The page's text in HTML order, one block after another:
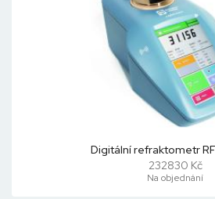
Digitální refraktometr
232830 Kč
Na objednání